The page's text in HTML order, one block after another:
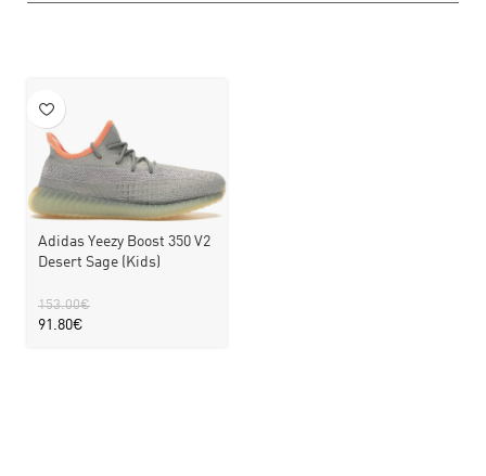
Adidas Yeezy Boost 350 V2
Desert Sage (Kids)
153.00€
91.80€